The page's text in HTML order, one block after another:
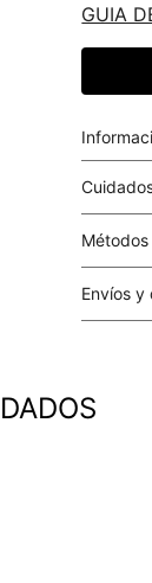
GUIA
Tarjetas
Envíos y